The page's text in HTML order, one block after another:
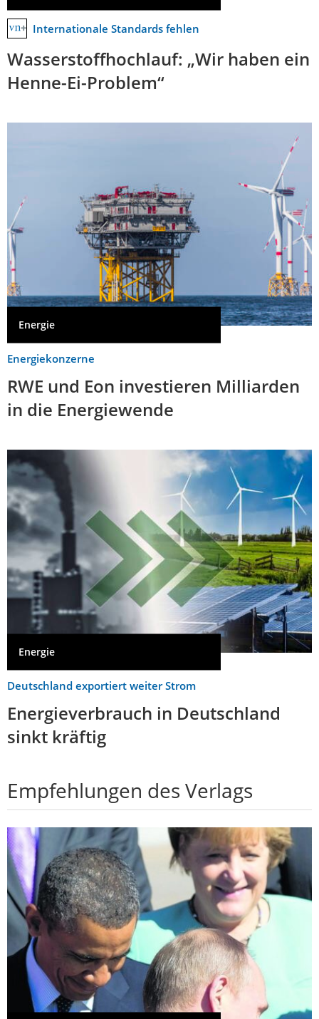
Internationale Standards fehlen
Wasserstoffhochlauf: „Wir haben ein
Henne-Ei-Problem“
Energie
Energiekonzerne
RWE und Eon investieren Milliarden
in die Energiewende
Energie
Deutschland exportiert weiter Strom
Energieverbrauch in Deutschland
sinkt kräftig
Empfehlungen des Verlags